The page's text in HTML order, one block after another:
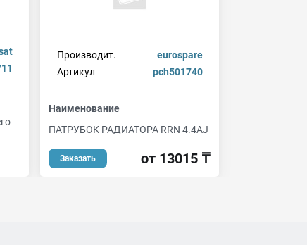
Производит.
eurospare
Артикул
pch501740
Наименование
ПАТРУБОК РАДИАТОРА RRN 4.4AJ
Заказать от 13015 ₸